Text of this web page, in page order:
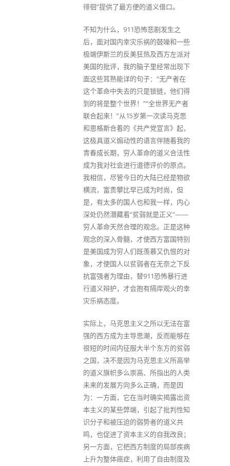
徘徊”提供了最方便的道义借口。
不知为什么，911恐怖悲剧发生之
后，面对国内幸灾乐祸的鼓噪和一些
极端伊斯兰的反美狂热及西方左派对
美国的批评，我的脑子里经常出现下
面这些耳熟能详的句子：“无产者在
这个革命中失去的只是锁链，他们得
到的将是整个世界！”“全世界无产者
联合起来！”从15岁第一次读马克思
和恩格斯合着的《共产党宣言》起，
这极具道义煽动性的语言伴随着我的
青春成长期，穷人革命的道义合法性
成为我对社会进行道德评价的原点。
我相信，尽管今日的大陆已经是物欲
横流，富贵攀比早已成为时尚，但
是，有太多的国人也和我一样，内心
深处仍然潜藏着“贫弱就是正义”——
穷人革命天然合理的观念。正是这种
观念的深入骨髓，才使西方富国特别
是美国成为穷人们既羡慕又仇恨的对
象，才使国人以贫弱者在无奈之下反
抗富强者为理由，替911恐怖暴行进
行道义辩护，才会抱有隔岸观火的幸
灾乐祸态度。
实际上，马克思主义之所以无法在富
强的西方成为主导思潮，反而能够在
很短的时间内征服大半个东方的贫弱
之国，决不是因为马克思主义所高举
的道义旗帜多么崇高、所指出的人类
未来的发展方向多么正确，而是因
为：一方面，它在当时确实揭露出资
本主义的某些弊端，引起了批判性知
识分子和被压迫的弱势者的道义共
鸣，也促进了资本主义的自我改良；
另一方面，它把西方制度的局部疾病
上升为整体癌症，利用了自由制度及